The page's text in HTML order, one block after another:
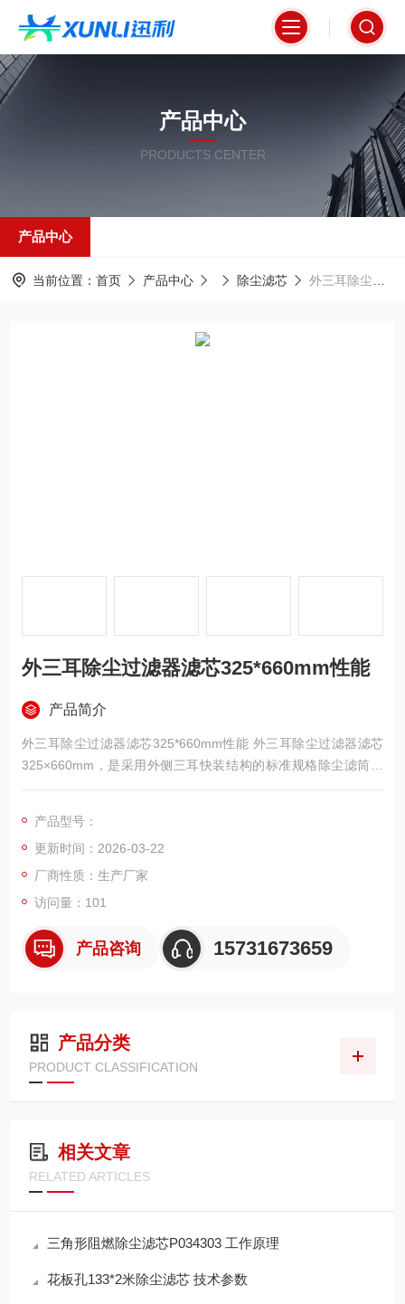
产品中心
PRODUCTS CENTER
产品中心
当前位置： 首页 产品中心 除尘滤芯 外三耳除尘过滤器滤芯325*660mm性能
外三耳除尘过滤器滤芯325*660mm性能
产品简介
外三耳除尘过滤器滤芯325*660mm性能 外三耳除尘过滤器滤芯
325×660mm，是采用外侧三耳快装结构的标准规格除尘滤筒，
外径 325mm、高度 660mm，适配专用三耳式除尘设备。滤料可
固、密封可靠，具备过滤效率高、清灰性能好、阻力稳定、拆装
快捷等特点，广泛用于喷砂、打磨、粉体加工、木工、冶金等脉
冲除尘系统。
产品型号：
更新时间：2026-03-22
厂商性质：生产厂家
访问量：101
产品咨询 15731673659
产品分类
PRODUCT CLASSIFICATION
相关文章
RELATED ARTICLES
三角形阻燃除尘滤芯P034303 工作原理
花板孔133*2米除尘滤芯 技术参数